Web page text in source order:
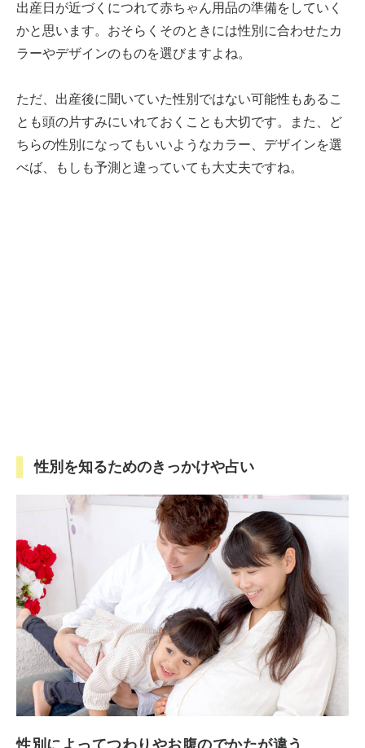
出産日が近づくにつれて赤ちゃん用品の準備をしていく
かと思います。おそらくそのときには性別に合わせたカ
ラーやデザインのものを選びますよね。
ただ、出産後に聞いていた性別ではない可能性もあるこ
とも頭の片すみにいれておくことも大切です。また、ど
ちらの性別になってもいいようなカラー、デザインを選
べば、もしも予測と違っていても大丈夫ですね。
性別を知るためのきっかけや占い